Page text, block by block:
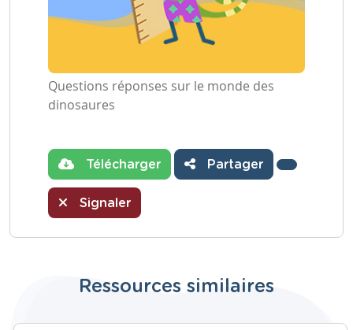
Questions réponses sur le monde des
dinosaures
Télécharger Partager
Signaler
Ressources similaires